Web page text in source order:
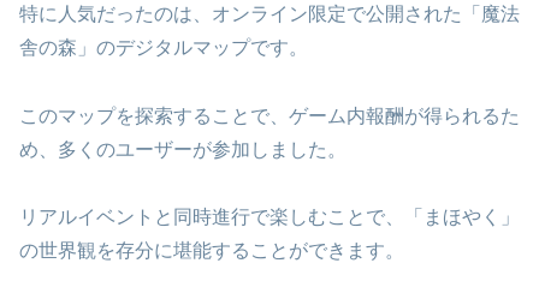
特に人気だったのは、オンライン限定で公開された「魔法
舎の森」のデジタルマップです。
このマップを探索することで、ゲーム内報酬が得られるた
め、多くのユーザーが参加しました。
リアルイベントと同時進行で楽しむことで、「まほやく」
の世界観を存分に堪能することができます。